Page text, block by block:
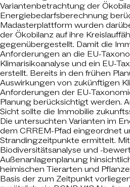
Variantenbetrachtung der
Energiebedarfsberechnung
Madasterplattform wurden
der Ökobilanz auf ihre
gegenübergestellt. Damit die
Anforderungen an die EU-
Klimarisikoanalyse und ein EU-
erstellt. Bereits in den frühen
Auswirkungen von zukünftigen
Anforderungen der EU-
Planung berücksichtigt werden.
Sicht sollte die Immobilie
Die untersuchten Varianten im
dem CRREM-Pfad eingeordnet
Strandingzeitpunkte ermittelt.
Biodiversitätsanalyse und -
Außenanlagenplanung
heimischen Tierarten und
Basis der zum Zeitpunkt